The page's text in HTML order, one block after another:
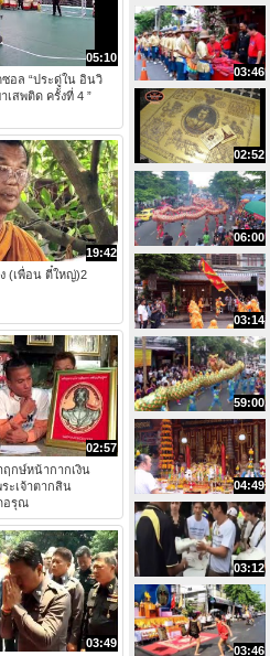
05:10
อล “ประดู่ใน อินวิ
เสพติด ครั้งที่ 4 ”
19:42
(เพื่อน ตี๋ใหญ่)2
02:57
ฤกษ์หน้ากากเงิน
ะเจ้าตากสิน
อรุณ
03:49
03:46
02:52
06:00
03:14
59:00
04:49
03:12
03:46